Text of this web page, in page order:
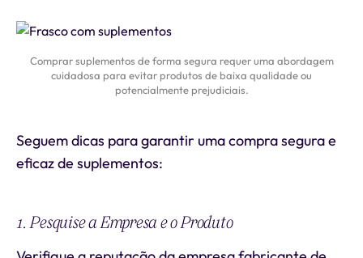
Comprar suplementos de forma segura requer uma abordagem
cuidadosa para evitar produtos de baixa qualidade ou
potencialmente prejudiciais.
Seguem dicas para garantir uma compra segura e
eficaz de suplementos:
1. Pesquise a Empresa e o Produto